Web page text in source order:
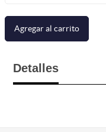
Agregar al carrito
Detalles